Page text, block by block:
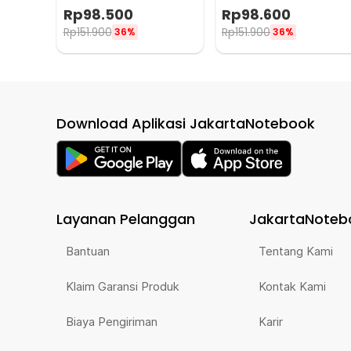
Humidity Control - CYP-105
Rp98.500
Rp151.900 36%
in The Dark 90-100cm -
DIY-106
Rp98.600
Rp151.90036%
Download Aplikasi JakartaNotebook
Layanan Pelanggan
Bantuan
Klaim Garansi Produk
Biaya Pengiriman
Tentang Kami
Kontak Kami
Karir